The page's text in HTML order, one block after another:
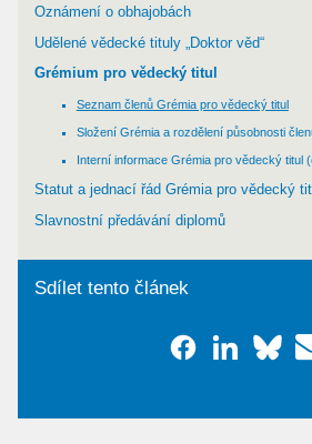
Oznámení o obhajobách
Udělené vědecké tituly „Doktor věd“
Grémium pro vědecký titul
Seznam členů Grémia pro vědecký titul
Složení Grémia a rozdělení působnosti
Interní informace Grémia pro vědecký titul
Statut a jednací řád Grémia pro vědecký
Slavnostní předávání diplomů
Sdílet tento článek